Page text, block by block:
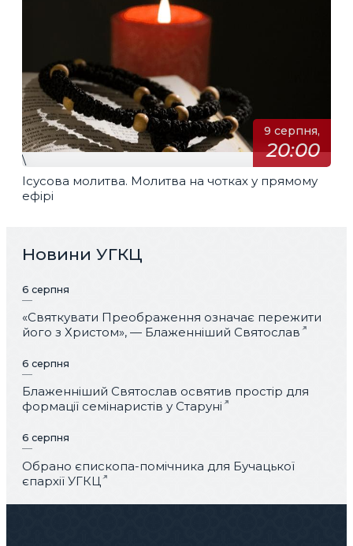
9 серпня,
20:00
\
Ісусова молитва. Молитва на чотках у прямому
ефірі
Новини УГКЦ
6 серпня
«Святкувати Преображення означає пережити
його з Христом», — Блаженніший Святослав
6 серпня
Блаженніший Святослав освятив простір для
формації семінаристів у Старуні
6 серпня
Обрано єпископа-помічника для Бучацької
єпархії УГКЦ